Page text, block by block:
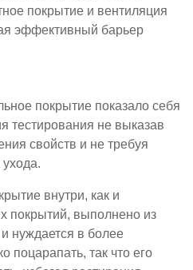
покрытие и вентиляция
эффективный барьер
покрытие показало себя
тестирования не выказав
свойств и не требуя
ухода.
внутри, как и
покрытий, выполнено из
нуждается в более
поцарапать, так что его